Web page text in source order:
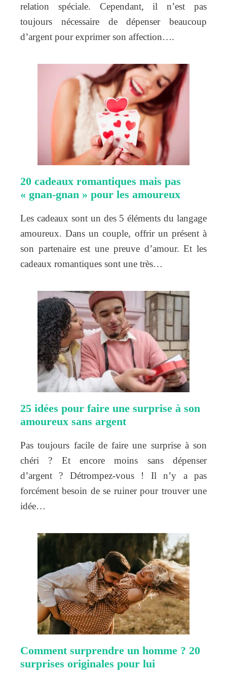
relation spéciale. Cependant, il n’est pas
toujours nécessaire de dépenser beaucoup
d’argent pour exprimer son affection….
20 cadeaux romantiques mais pas
« gnan-gnan » pour les amoureux
Les cadeaux sont un des 5 éléments du langage
amoureux. Dans un couple, offrir un présent à
son partenaire est une preuve d’amour. Et les
cadeaux romantiques sont une très…
25 idées pour faire une surprise à son
amoureux sans argent
Pas toujours facile de faire une surprise à son
chéri ? Et encore moins sans dépenser
d’argent ? Détrompez-vous ! Il n’y a pas
forcément besoin de se ruiner pour trouver une
idée…
Comment surprendre un homme ? 20
surprises originales pour lui